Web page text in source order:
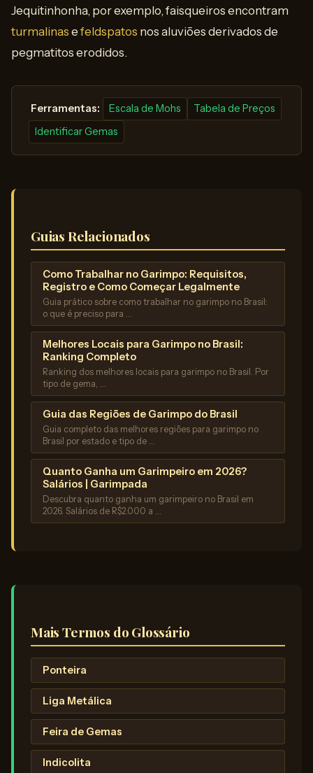
Jequitinhonha, por exemplo, faisqueiros encontram
turmalinas e feldspatos nos aluviões derivados de
pegmatitos erodidos.
️ Ferramentas: Escala de Mohs
Tabela de Preços
Identificar Gemas
Guias Relacionados
Como Trabalhar no Garimpo: Requisitos,
Registro e Como Começar Legalmente
Guia prático sobre como trabalhar no garimpo no Brasil:
o que é preciso para …
Melhores Locais para Garimpo no Brasil:
Ranking Completo
Ranking dos melhores locais para garimpo no Brasil. Por
tipo de gema, …
Guia das Regiões de Garimpo do Brasil
Guia completo das melhores regiões para garimpo no
Brasil por estado e tipo de …
Quanto Ganha um Garimpeiro em 2026?
Salários | Garimpada
Descubra quanto ganha um garimpeiro no Brasil em
2026. Salários de R$2.000 a …
Mais Termos do Glossário
Ponteira
Liga Metálica
Feira de Gemas
Indicolita